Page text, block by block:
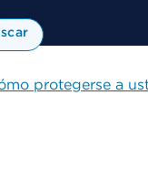
protegerse a